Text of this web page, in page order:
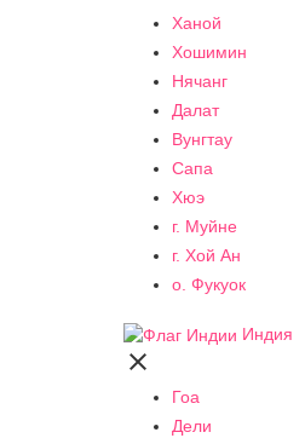
Ханой
Хошимин
Нячанг
Далат
Вунгтау
Сапа
Хюэ
г. Муйне
г. Хой Ан
о. Фукуок
Индия

Гоа
Дели